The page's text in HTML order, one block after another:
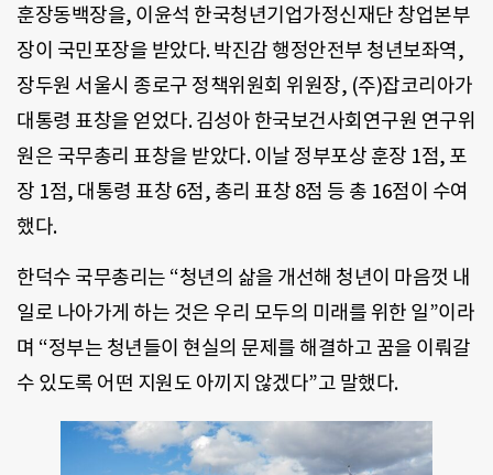
훈장동백장을, 이윤석 한국청년기업가정신재단 창업본부
장이 국민포장을 받았다. 박진감 행정안전부 청년보좌역,
장두원 서울시 종로구 정책위원회 위원장, (주)잡코리아가
대통령 표창을 얻었다. 김성아 한국보건사회연구원 연구위
원은 국무총리 표창을 받았다. 이날 정부포상 훈장 1점, 포
장 1점, 대통령 표창 6점, 총리 표창 8점 등 총 16점이 수여
했다.
한덕수 국무총리는 “청년의 삶을 개선해 청년이 마음껏 내
일로 나아가게 하는 것은 우리 모두의 미래를 위한 일”이라
며 “정부는 청년들이 현실의 문제를 해결하고 꿈을 이뤄갈
수 있도록 어떤 지원도 아끼지 않겠다”고 말했다.